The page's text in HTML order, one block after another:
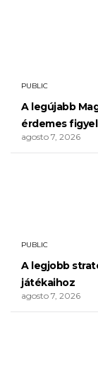
PUBLIC
A legújabb
érdemes
agosto 7, 2026
PUBLIC
A legjobb
játékaihoz
agosto 7, 2026